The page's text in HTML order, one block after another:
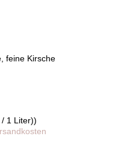
feine Kirsche
1 Liter))